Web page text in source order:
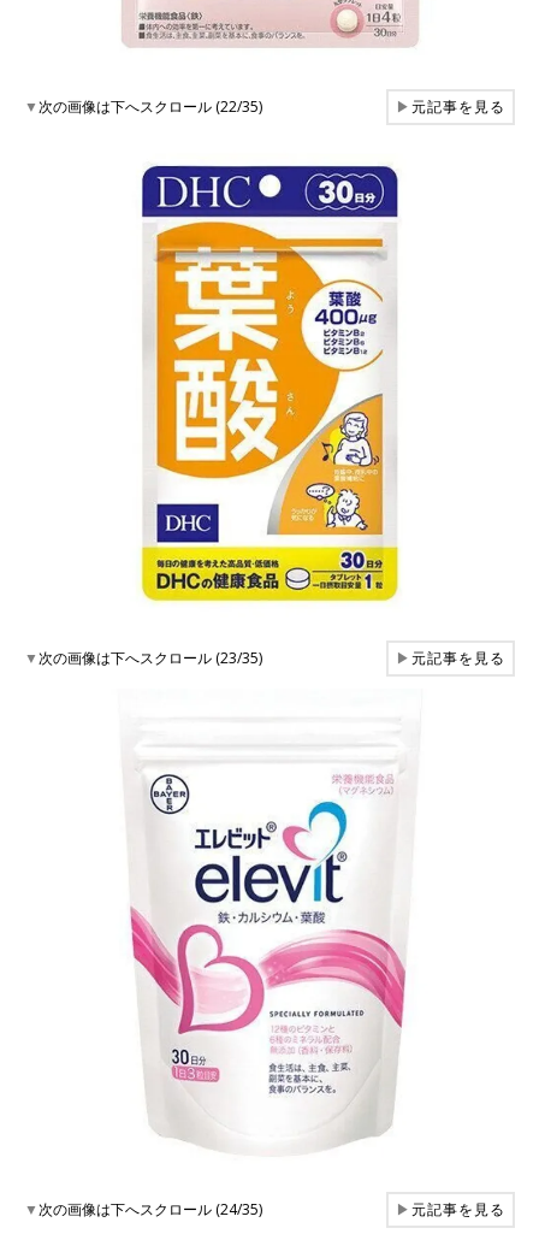
▼次の画像は下へスクロール (22/35) ▶元記事を見る
▼次の画像は下へスクロール (23/35) ▶元記事を見る
▼次の画像は下へスクロール (24/35) ▶元記事を見る